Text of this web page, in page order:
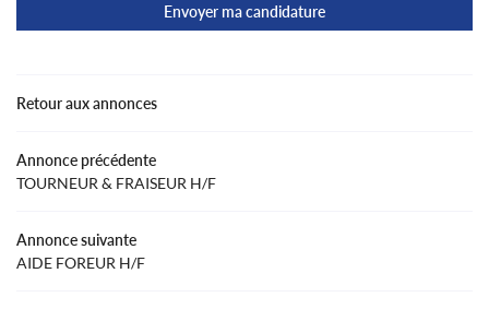
Envoyer ma candidature
Retour aux annonces
Annonce précédente
TOURNEUR & FRAISEUR H/F
Annonce suivante
AIDE FOREUR H/F